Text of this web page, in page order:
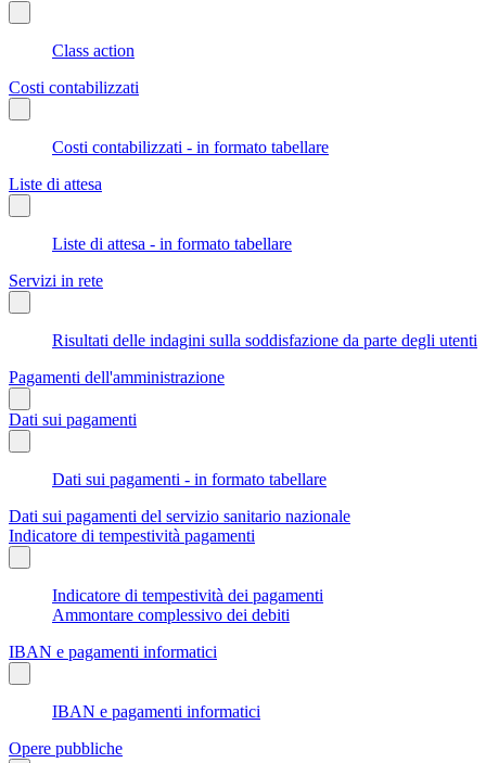
Class action
Costi contabilizzati
Costi contabilizzati - in formato tabellare
Liste di attesa
Liste di attesa - in formato tabellare
Servizi in rete
Risultati delle indagini sulla soddisfazione da parte degli utenti
Pagamenti dell'amministrazione
Dati sui pagamenti
Dati sui pagamenti - in formato tabellare
Dati sui pagamenti del servizio sanitario nazionale
Indicatore di tempestività pagamenti
Indicatore di tempestività dei pagamenti
Ammontare complessivo dei debiti
IBAN e pagamenti informatici
IBAN e pagamenti informatici
Opere pubbliche